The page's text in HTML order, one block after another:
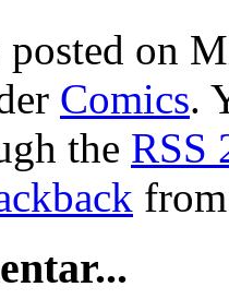
on
Comics.
the RSS